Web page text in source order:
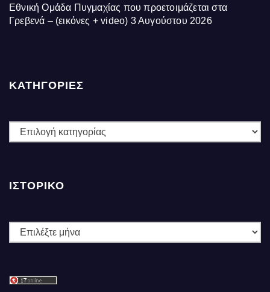
Εθνική Ομάδα Πυγμαχίας που προετοιμάζεται στα
Γρεβενά – (εικόνες + video) 3 Αυγούστου 2026
ΚΑΤΗΓΟΡΙΕΣ
ΚΑΤΗΓΟΡΙΕΣ
ΙΣΤΟΡΙΚΌ
Ιστορικό